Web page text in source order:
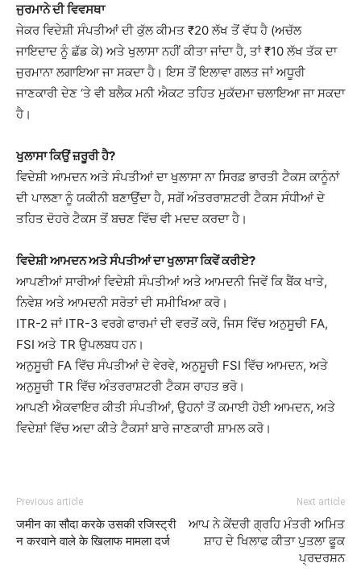
ਜੁਰਮਾਨੇ ਦੀ ਵਿਵਸਥਾ
ਜੇਕਰ ਵਿਦੇਸ਼ੀ ਸੰਪਤੀਆਂ ਦੀ ਕੁੱਲ ਕੀਮਤ ₹20 ਲੱਖ ਤੋਂ ਵੱਧ ਹੈ (ਅਚੱਲ
ਜਾਇਦਾਦ ਨੂੰ ਛੱਡ ਕੇ) ਅਤੇ ਖੁਲਾਸਾ ਨਹੀਂ ਕੀਤਾ ਜਾਂਦਾ ਹੈ, ਤਾਂ ₹10 ਲੱਖ ਤੱਕ ਦਾ
ਜੁਰਮਾਨਾ ਲਗਾਇਆ ਜਾ ਸਕਦਾ ਹੈ। ਇਸ ਤੋਂ ਇਲਾਵਾ ਗਲਤ ਜਾਂ ਅਧੂਰੀ
ਜਾਣਕਾਰੀ ਦੇਣ ‘ਤੇ ਵੀ ਬਲੈਕ ਮਨੀ ਐਕਟ ਤਹਿਤ ਮੁਕੱਦਮਾ ਚਲਾਇਆ ਜਾ ਸਕਦਾ
ਹੈ।
ਖੁਲਾਸਾ ਕਿਉਂ ਜ਼ਰੂਰੀ ਹੈ?
ਵਿਦੇਸ਼ੀ ਆਮਦਨ ਅਤੇ ਸੰਪਤੀਆਂ ਦਾ ਖੁਲਾਸਾ ਨਾ ਸਿਰਫ਼ ਭਾਰਤੀ ਟੈਕਸ ਕਾਨੂੰਨਾਂ
ਦੀ ਪਾਲਣਾ ਨੂੰ ਯਕੀਨੀ ਬਣਾਉਂਦਾ ਹੈ, ਸਗੋਂ ਅੰਤਰਰਾਸ਼ਟਰੀ ਟੈਕਸ ਸੰਧੀਆਂ ਦੇ
ਤਹਿਤ ਦੋਹਰੇ ਟੈਕਸ ਤੋਂ ਬਚਣ ਵਿੱਚ ਵੀ ਮਦਦ ਕਰਦਾ ਹੈ।
ਵਿਦੇਸ਼ੀ ਆਮਦਨ ਅਤੇ ਸੰਪਤੀਆਂ ਦਾ ਖੁਲਾਸਾ ਕਿਵੇਂ ਕਰੀਏ?
ਆਪਣੀਆਂ ਸਾਰੀਆਂ ਵਿਦੇਸ਼ੀ ਸੰਪਤੀਆਂ ਅਤੇ ਆਮਦਨੀ ਜਿਵੇਂ ਕਿ ਬੈਂਕ ਖਾਤੇ,
ਨਿਵੇਸ਼ ਅਤੇ ਆਮਦਨੀ ਸਰੋਤਾਂ ਦੀ ਸਮੀਖਿਆ ਕਰੋ।
ITR-2 ਜਾਂ ITR-3 ਵਰਗੇ ਫਾਰਮਾਂ ਦੀ ਵਰਤੋਂ ਕਰੋ, ਜਿਸ ਵਿੱਚ ਅਨੁਸੂਚੀ FA,
FSI ਅਤੇ TR ਉਪਲਬਧ ਹਨ।
ਅਨੁਸੂਚੀ FA ਵਿੱਚ ਸੰਪਤੀਆਂ ਦੇ ਵੇਰਵੇ, ਅਨੁਸੂਚੀ FSI ਵਿੱਚ ਆਮਦਨ, ਅਤੇ
ਅਨੁਸੂਚੀ TR ਵਿੱਚ ਅੰਤਰਰਾਸ਼ਟਰੀ ਟੈਕਸ ਰਾਹਤ ਭਰੋ।
ਆਪਣੀ ਐਕਵਾਇਰ ਕੀਤੀ ਸੰਪਤੀਆਂ, ਉਹਨਾਂ ਤੋਂ ਕਮਾਈ ਹੋਈ ਆਮਦਨ, ਅਤੇ
ਵਿਦੇਸ਼ਾਂ ਵਿੱਚ ਅਦਾ ਕੀਤੇ ਟੈਕਸਾਂ ਬਾਰੇ ਜਾਣਕਾਰੀ ਸ਼ਾਮਲ ਕਰੋ।
Previous article
जमीन का सौदा करके उसकी रजिस्ट्री
न करवाने वाले के खिलाफ मामला दर्ज
Next article
ਆਪ ਨੇ ਕੇਂਦਰੀ ਗ੍ਰਹਿ ਮੰਤਰੀ ਅਮਿਤ
ਸ਼ਾਹ ਦੇ ਖਿਲਾਫ ਕੀਤਾ ਪੁਤਲਾ ਫੂਕ
ਪ੍ਰਦਰਸ਼ਨ